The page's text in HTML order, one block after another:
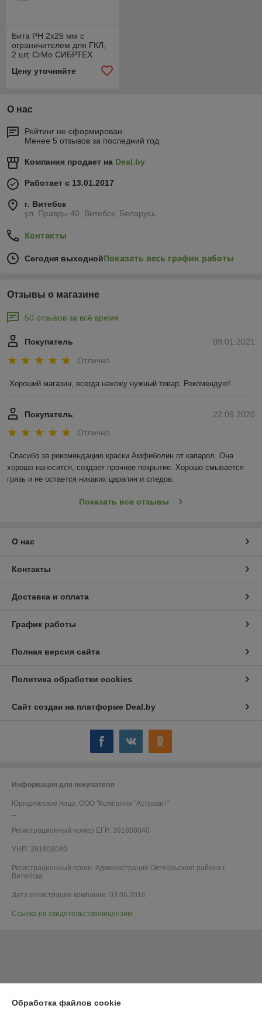
Бита PH 2x25 мм с
ограничителем для ГКЛ,
2 шт, CrMo СИБРТЕХ
Цену уточняйте
О нас
Рейтинг не сформирован
Менее 5 отзывов за последний год
Компания продает на Deal.by
Работает с 13.01.2017
г. Витебск
ул. Правды 40, Витебск, Беларусь
Контакты
Сегодня выходнойПоказать весь график работы
Отзывы о магазине
50 отзывов за всё время
09.01.2021
Покупатель
Отлично
Хороший магазин, всегда нахожу нужный товар. Рекомендую!
22.09.2020
Покупатель
Отлично
Спасибо за рекомендацию краски Амфиболин от капарол. Она
хорошо наносится, создает прочное покрытие. Хорошо смывается
грязь и не остается никаких царапин и следов.
Показать все отзывы
О нас
Контакты
Доставка и оплата
График работы
Полная версия сайта
Политика обработки cookies
Сайт создан на платформе Deal.by
Информация для покупателя
Юридическое лицо: ООО "Компания "Астравит"
Регистрационный номер ЕГР: 391808040
УНП: 391808040
Регистрационный орган: Администрация Октябрьского района г.
Витебска
Дата регистрации компании: 03.06.2016
Ссылка на свидетельство/лицензию
Обработка файлов cookie